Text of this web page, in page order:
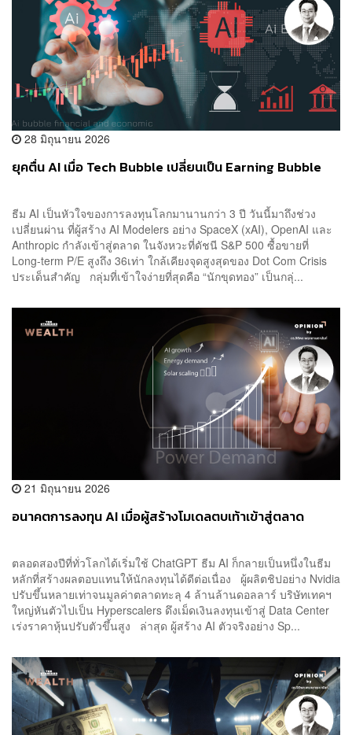
28 มิถุนายน 2026
ยุคตื่น AI เมื่อ Tech Bubble เปลี่ยนเป็น Earning Bubble
ธีม AI เป็นหัวใจของการลงทุนโลกมานานกว่า 3 ปี วันนี้มาถึงช่วง
เปลี่ยนผ่าน ที่ผู้สร้าง AI Modelers อย่าง SpaceX (xAI), OpenAI และ
Anthropic กำลังเข้าสู่ตลาด ในจังหวะที่ดัชนี S&P 500 ซื้อขายที่
Long-term P/E สูงถึง 36เท่า ใกล้เคียงจุดสูงสุดของ Dot Com Crisis
ประเด็นสำคัญ กลุ่มที่เข้าใจง่ายที่สุดคือ “นักขุดทอง” เป็นกลุ่...
21 มิถุนายน 2026
อนาคตการลงทุน AI เมื่อผู้สร้างโมเดลตบเท้าเข้าสู่ตลาด
ตลอดสองปีที่ทั่วโลกได้เริ่มใช้ ChatGPT ธีม AI ก็กลายเป็นหนึ่งในธีม
หลักที่สร้างผลตอบแทนให้นักลงทุนได้ดีต่อเนื่อง ผู้ผลิตชิปอย่าง Nvidia
ปรับขึ้นหลายเท่าจนมูลค่าตลาดทะลุ 4 ล้านล้านดอลลาร์ บริษัทเทคฯ
ใหญ่หันตัวไปเป็น Hyperscalers ดึงเม็ดเงินลงทุนเข้าสู่ Data Center
เร่งราคาหุ้นปรับตัวขึ้นสูง ล่าสุด ผู้สร้าง AI ตัวจริงอย่าง Sp...